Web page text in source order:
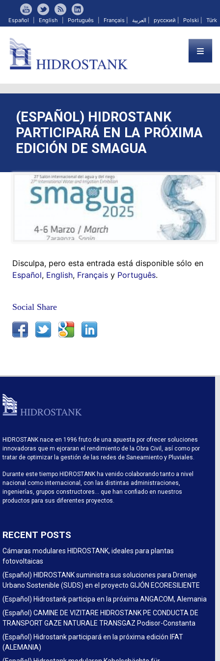
Español English Português Français العربية русский Polski Türk
(ESPAÑOL) HIDROSTANK
PARTICIPARÁ EN LA PRÓXIMA
EDICIÓN DE SMAGUA
Disculpa, pero esta entrada está disponible sólo en
Español, English, Français y Português.
Social Share
HIDROSTANK nace en 1996 fruto de una apuesta por ofrecer soluciones
innovadoras que m ejoraran el rendimiento de la Obra Civil, así como por
tratar de optimizar la gestión de las redes de Saneamiento y Pluviales.
Durante este tiempo HIDROSTANK ha venido colaborando tanto a nivel
nacional como internacional, con las distintas administraciones,
ingenierías, grupos constructores… que han confiado en nuestros
productos para sus diferentes proyectos.
RECENT POSTS
Cámaras modulares HIDROSTANK, ideales para plantas
fotovoltaicas
(Español) HIDROSTANK suministra sus soluciones para Drenaje
Urbano Sostenible (SUDS) en el proyecto GIJÓN ECORESILIENTE
(Español) Hidrostank participa en la próxima ANGACOM, Alemania
(Español) CAMINE DE VIZITARE HIDROSTANK PE CONDUCTA DE
TRANSPORT GAZE NATURALE TRANSGAZ Podisor-Constanta
(Español) Hidrostank participará en la próxima edición IFAT
(ALEMANIA)